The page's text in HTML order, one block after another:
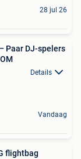
28 jul 26
Paar DJ-spelers
Details
Vandaag
flightbag